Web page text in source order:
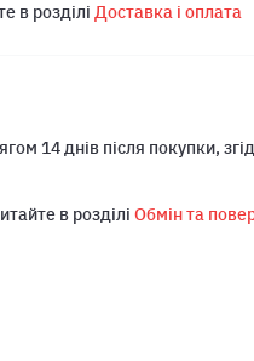
в розділі Доставка і оплата
14 днів після покупки,
в розділі Обмін та